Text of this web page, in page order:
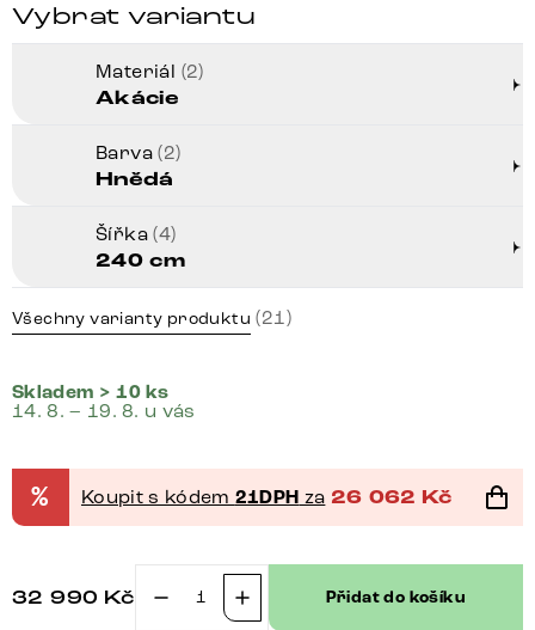
Vybrat variantu
Materiál (2)
Akácie
Barva(2)
Hnědá
Šířka(4)
240 cm
Všechny varianty produktu (21)
Skladem > 10 ks
14. 8. – 19. 8. u vás
% Koupit s kódem 21DPH za 26 062 Kč
32 990 Kč Přidat do košíku